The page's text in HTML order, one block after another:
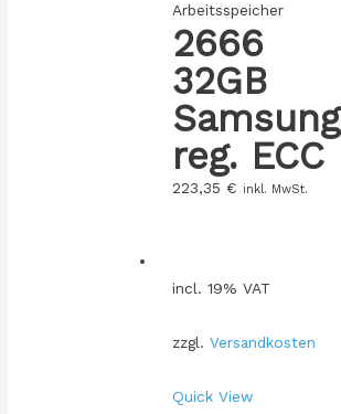
Arbeitsspeicher
2666
32GB
Samsung
reg. ECC
223,35 € inkl. MwSt.
incl. 19% VAT
zzgl. Versandkosten
Quick View